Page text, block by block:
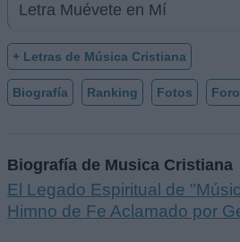
Letra Muévete en Mí
+ Letras de Música Cristiana
Biografía Ranking Fotos Foro
Biografía de Musica Cristiana
El Legado Espiritual de
Himno de Fe Aclamado por